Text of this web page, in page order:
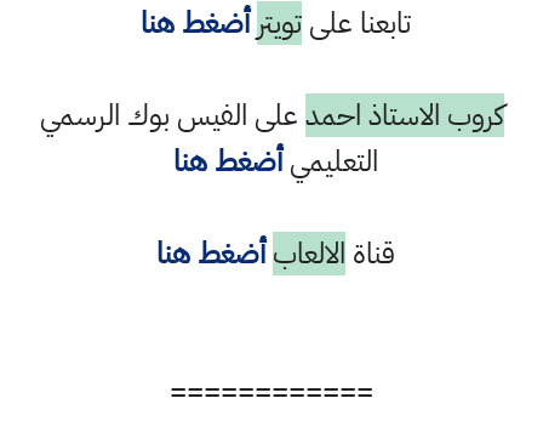
تابعنا علىتويتر أضغط هنا
كروب الاستاذ احمدعلى الفيس بوك الرسمي
التعليميأضغط هنا
قناة الالعاب أضغط هنا
============